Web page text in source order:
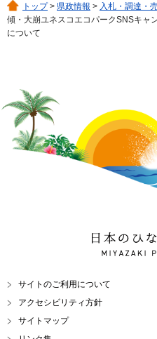
トップ> 県政情報 > 入札・調達・
傾・大崩ユネスコエコパークSNSキャ
について
日本のひなた
MIYAZAKI
サイトのご利用について
アクセシビリティ方針
サイトマップ